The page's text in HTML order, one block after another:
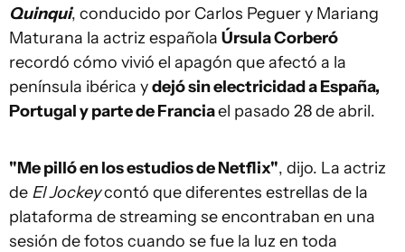
Quinqui, conducido por Carlos Peguer y Mariang
Maturana la actriz española Úrsula Corberó
recordó cómo vivió el apagón que afectó a la
península ibérica ydejó sin electricidad a España,
Portugal y parte de Franciael pasado 28 de abril.
"Me pilló en los estudios de Netflix", dijo. La actriz
de El Jockeycontó que diferentes estrellas de la
plataforma de streaming se encontraban en una
sesión de fotos cuando se fue la luz en toda